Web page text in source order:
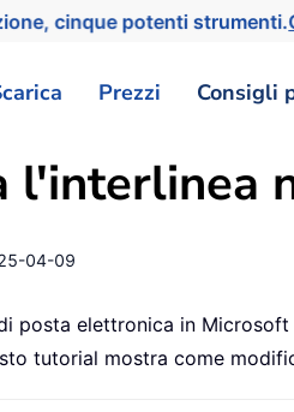
cinque potenti strumenti.
Prezzi Consigli
l'interlinea
04-09
posta elettronica in
tutorial mostra come